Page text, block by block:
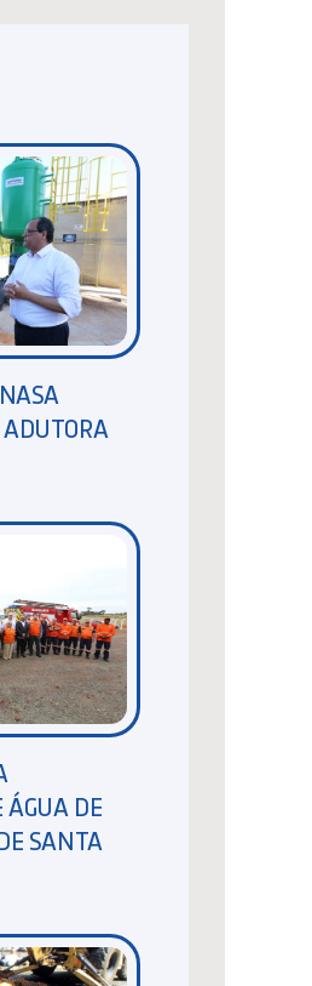
ÁGUA DE
SANTA